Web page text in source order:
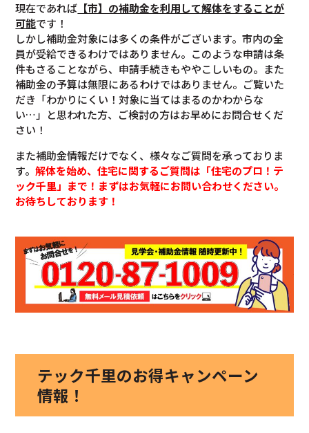
現在であれば 【市】の補助金を利用して解体をすることが
可能です！
しかし補助金対象には多くの条件がございます。市内の全
員が受給できるわけではありません。このような申請は条
件もさることながら、申請手続きもややこしいもの。また
補助金の予算は無限にあるわけではありません。ご覧いた
だき「わかりにくい！対象に当てはまるのかわからな
い…」と思われた方、ご検討の方はお早めにお問合せくだ
さい！
また補助金情報だけでなく、様々なご質問を承っておりま
す。解体を始め、住宅に関するご質問は「住宅のプロ！テ
ック千里」まで！まずはお気軽にお問い合わせください。
お待ちしております！
テック千里のお得キャンペーン
情報！